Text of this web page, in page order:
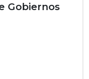
Gobiernos